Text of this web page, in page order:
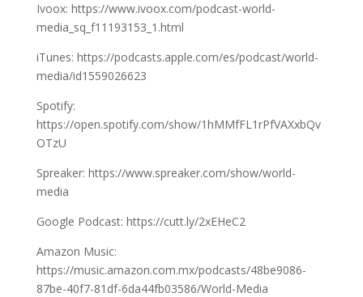
Ivoox: https://www.ivoox.com/podcast-world-
media_sq_f11193153_1.html
iTunes: https://podcasts.apple.com/es/podcast/world-
media/id1559026623
Spotify:
https://open.spotify.com/show/1hMMfFL1rPfVAXxbQv
OTzU
Spreaker: https://www.spreaker.com/show/world-
media
Google Podcast: https://cutt.ly/2xEHeC2
Amazon Music:
https://music.amazon.com.mx/podcasts/48be9086-
87be-40f7-81df-6da44fb03586/World-Media